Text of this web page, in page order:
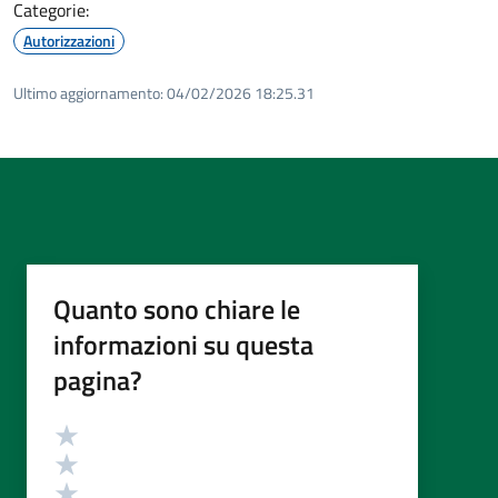
Categorie:
Autorizzazioni
Ultimo aggiornamento:04/02/2026 18:25.31
Quanto sono chiare le
informazioni su questa
pagina?
Valutazione